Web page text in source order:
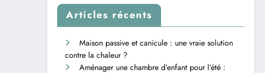
Articles récents
Maison passive et canicule : une vraie solution
contre la chaleur ?
Aménager une chambre d’enfant pour l’été :